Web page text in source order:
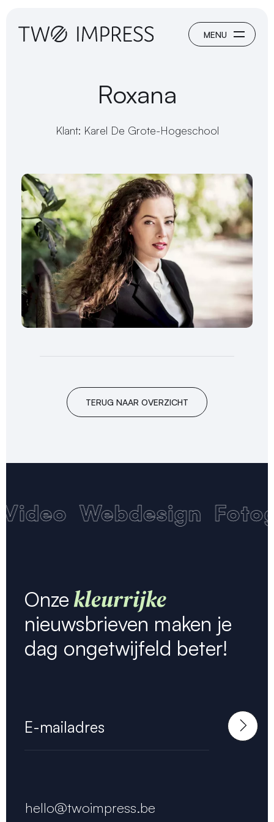
Roxana
Klant: Karel De Grote-Hogeschool
TERUG NAAR OVERZICHT
Webdesign
hello@twoimpress.be
Onzekleurrijke
nieuwsbrieven maken je
dag ongetwijfeld beter!